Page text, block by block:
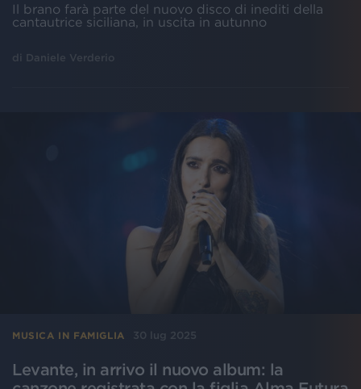
Il brano farà parte del nuovo disco di inediti della
cantautrice siciliana, in uscita in autunno
di Daniele Verderio
MUSICA IN FAMIGLIA 30 lug 2025
Levante, in arrivo il nuovo album: la